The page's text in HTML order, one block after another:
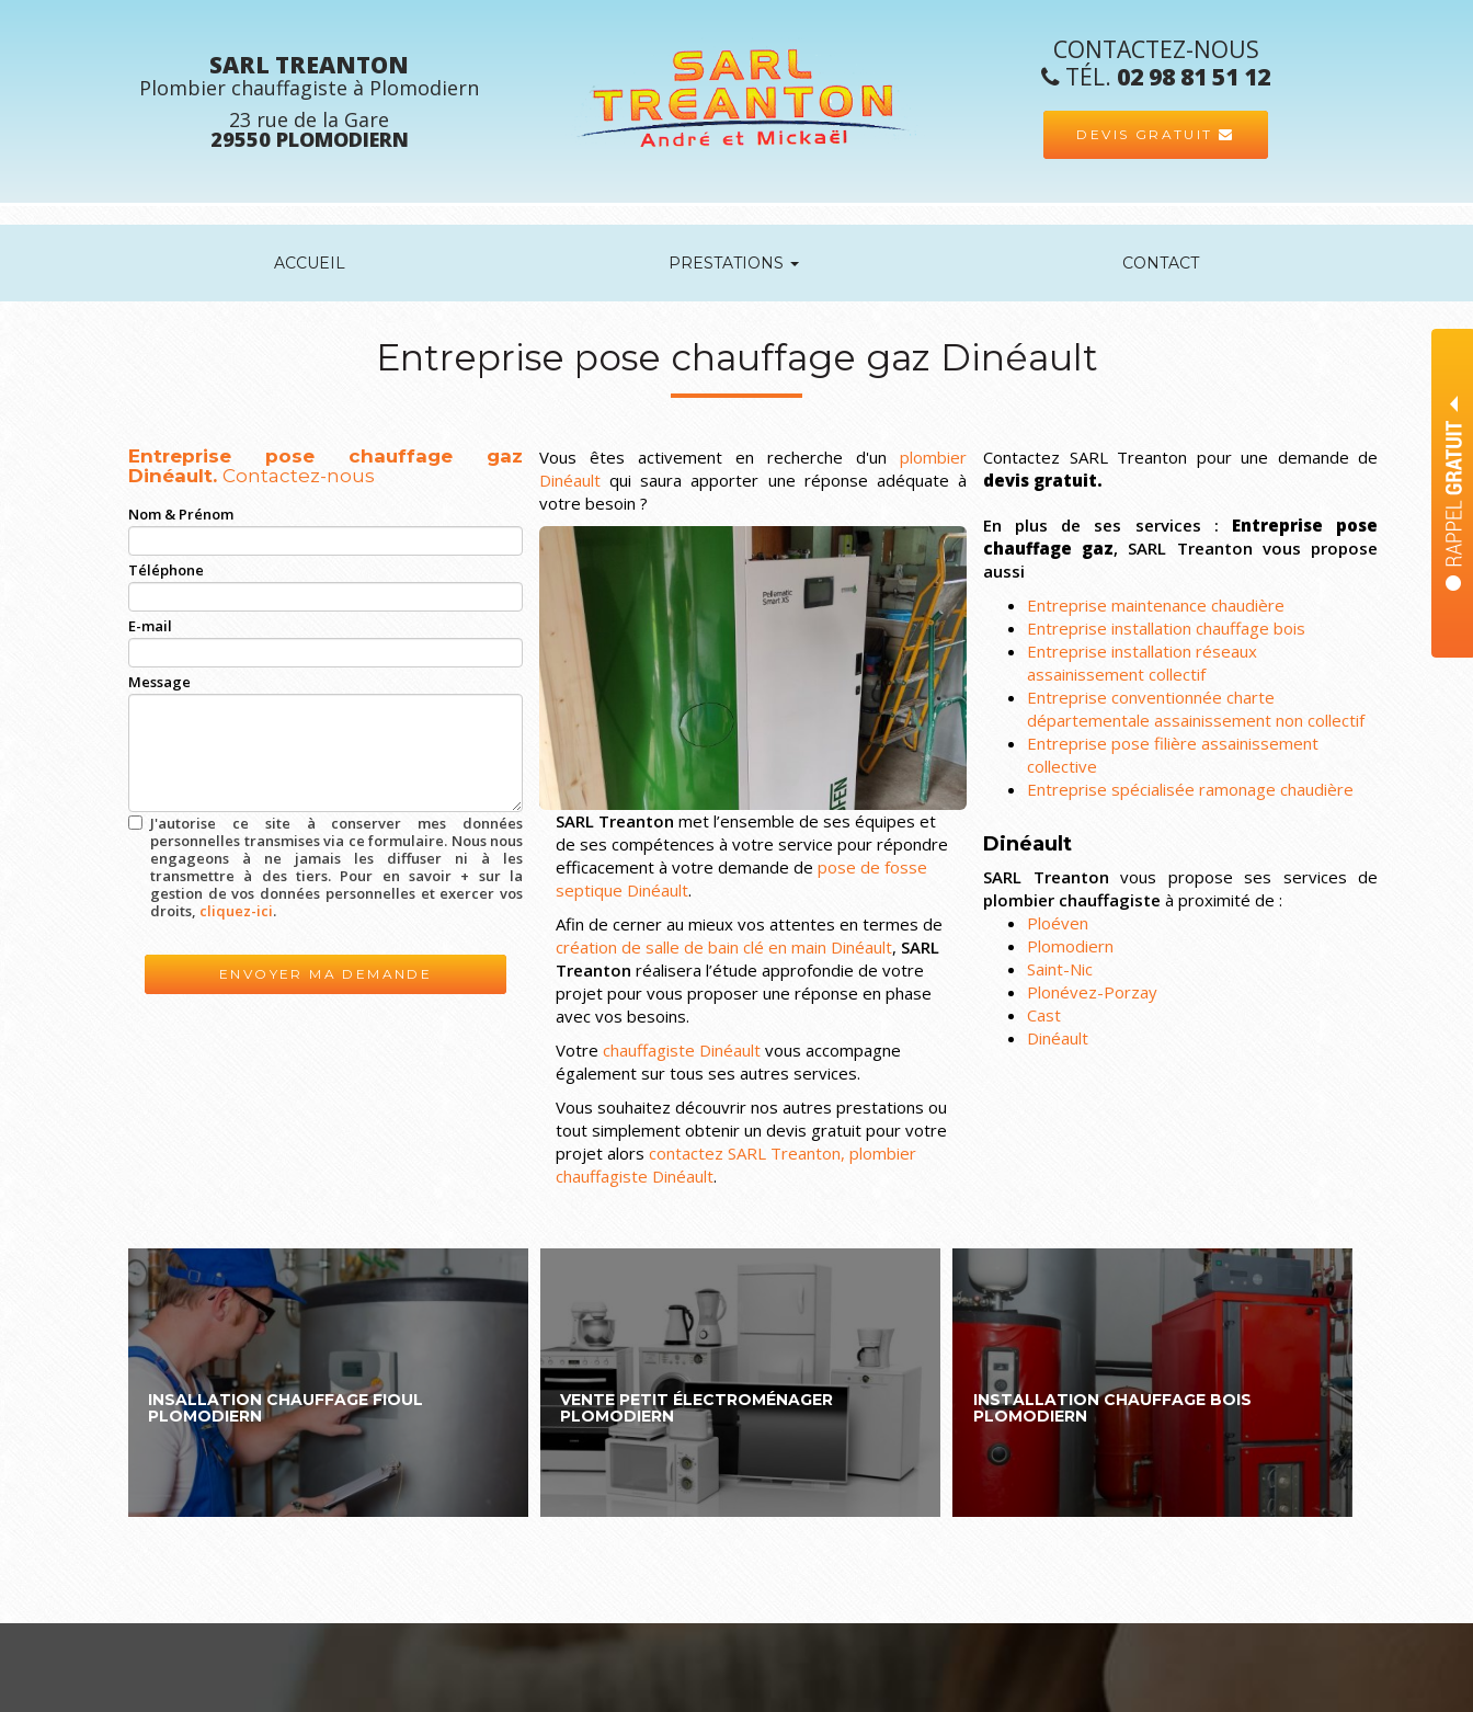
ACCUEIL PRESTATIONS CONTACT
SARL TREANTON
Plombier chauffagiste à Plomodiern
23 rue de la Gare
29550 PLOMODIERN
CONTACTEZ-NOUS
TÉL. 02 98 81 51 12
DEVIS GRATUIT
Entreprise pose chauffage gaz Dinéault
Entreprise pose chauffage gaz
Dinéault. Contactez-nous
Nom & Prénom
Téléphone
E-mail
Message
J'autorise ce site à conserver mes données
personnelles transmises via ce formulaire. Nous nous
engageons à ne jamais les diffuser ni à les
transmettre à des tiers. Pour en savoir + sur la
gestion de vos données personnelles et exercer vos
droits, cliquez-ici.
RGPD
ENVOYER MA DEMANDE
Vous êtes activement en recherche d'un plombier
Dinéault qui saura apporter une réponse adéquate à
votre besoin ?
SARL Treanton met l’ensemble de ses équipes et
de ses compétences à votre service pour répondre
efficacement à votre demande de pose de fosse
septique Dinéault.
Afin de cerner au mieux vos attentes en termes de
création de salle de bain clé en main Dinéault, SARL
Treanton réalisera l’étude approfondie de votre
projet pour vous proposer une réponse en phase
avec vos besoins.
Votre chauffagiste Dinéault vous accompagne
également sur tous ses autres services.
Vous souhaitez découvrir nos autres prestations ou
tout simplement obtenir un devis gratuit pour votre
projet alors contactez SARL Treanton, plombier
chauffagiste Dinéault.
Contactez SARL Treanton pour une demande de
devis gratuit.
En plus de ses services : Entreprise pose
chauffage gaz, SARL Treanton vous propose
aussi
Entreprise maintenance chaudière
Entreprise installation chauffage bois
Entreprise installation réseaux
assainissement collectif
Entreprise conventionnée charte
départementale assainissement non collectif
Entreprise pose filière assainissement
collective
Entreprise spécialisée ramonage chaudière
Dinéault
SARL Treanton vous propose ses services de
plombier chauffagiste à proximité de :
Ploéven
Plomodiern
Saint-Nic
Plonévez-Porzay
Cast
Dinéault
INSALLATION CHAUFFAGE FIOUL
PLOMODIERN
VENTE PETIT ÉLECTROMÉNAGER
PLOMODIERN
INSTALLATION CHAUFFAGE BOIS
PLOMODIERN